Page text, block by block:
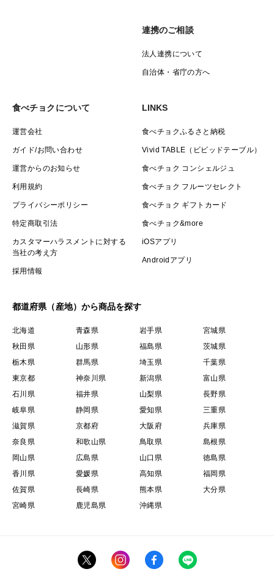
連携のご相談
法人連携について
自治体・省庁の方へ
食べチョクについて
運営会社
ガイド/お問い合わせ
運営からのお知らせ
利用規約
プライバシーポリシー
特定商取引法
カスタマーハラスメントに対する
当社の考え方
採用情報
LINKS
食べチョクふるさと納税
Vivid TABLE（ビビッドテーブル）
食べチョク コンシェルジュ
食べチョク フルーツセレクト
食べチョク ギフトカード
食べチョク&more
iOSアプリ
Androidアプリ
都道府県（産地）から商品を探す
北海道 青森県 岩手県
宮城県
秋田県
山形県 福島県
茨城県
栃木県
群馬県 埼玉県
千葉県
東京都
神奈川県 新潟県
富山県
石川県
福井県 山梨県
長野県
岐阜県
静岡県 愛知県
三重県
滋賀県
京都府 大阪府
兵庫県
奈良県
和歌山県 鳥取県
島根県
岡山県
広島県 山口県
徳島県
香川県
愛媛県 高知県
福岡県
佐賀県
長崎県 熊本県
大分県
宮崎県
鹿児島県 沖縄県